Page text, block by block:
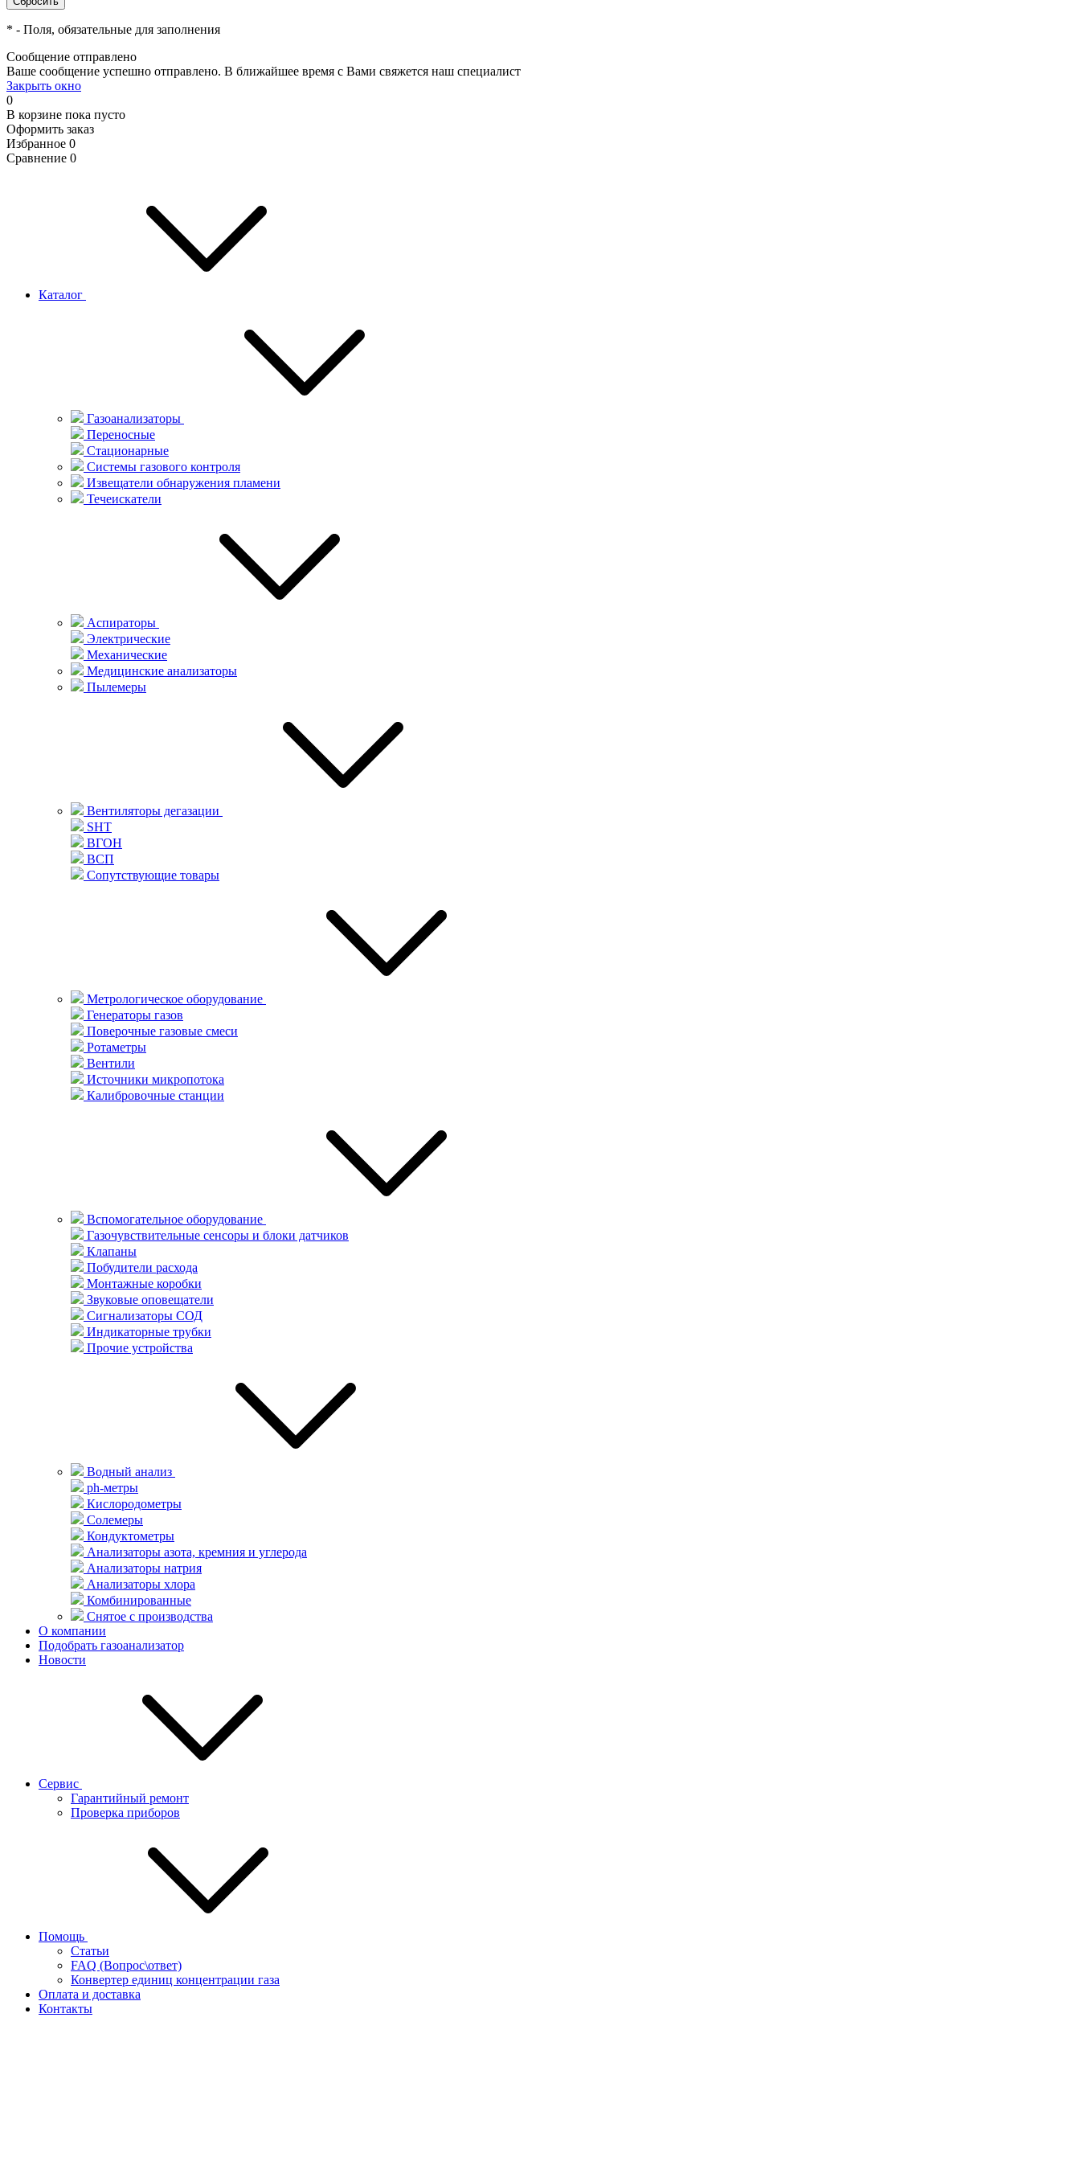
* - Поля, обязательные для заполнения
Сообщение отправлено
Ваше сообщение успешно отправлено. В ближайшее время с Вами свяжется наш специалист
Закрыть окно
0
В корзине пока пусто
Оформить заказ
Избранное 0
Сравнение 0
Каталог
Газоанализаторы
Переносные
Стационарные
Системы газового контроля
Извещатели обнаружения пламени
Течеискатели
Аспираторы
Электрические
Механические
Медицинские анализаторы
Пылемеры
Вентиляторы дегазации
SHT
ВГОН
ВСП
Сопутствующие товары
Метрологическое оборудование
Генераторы газов
Поверочные газовые смеси
Ротаметры
Вентили
Источники микропотока
Калибровочные станции
Вспомогательное оборудование
Газочувствительные сенсоры и блоки датчиков
Клапаны
Побудители расхода
Монтажные коробки
Звуковые оповещатели
Сигнализаторы СОД
Индикаторные трубки
Прочие устройства
Водный анализ
ph-метры
Кислородометры
Солемеры
Кондуктометры
Анализаторы азота, кремния и углерода
Анализаторы натрия
Анализаторы хлора
Комбинированные
Снятое с производства
О компании
Подобрать газоанализатор
Новости
Сервис
Гарантийный ремонт
Проверка приборов
Помощь
Статьи
FAQ (Вопрос\ответ)
Конвертер единиц концентрации газа
Оплата и доставка
Контакты